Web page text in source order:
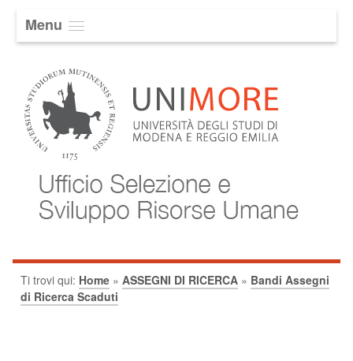
Menu
Ti trovi qui: Home » ASSEGNI DI RICERCA » Bandi Assegni
di Ricerca Scaduti